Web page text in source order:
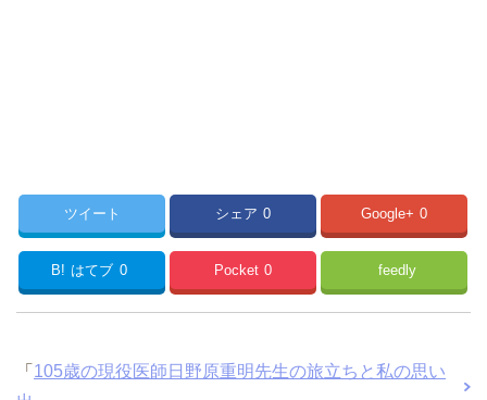
ツイート シェア 0 Google+ 0
B! はてブ 0 Pocket 0 feedly
「 105歳の現役医師日野原重明先生の旅立ちと私の思い